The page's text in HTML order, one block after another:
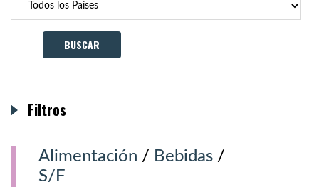
Alimentación / Bebidas /
S/F
Filtros